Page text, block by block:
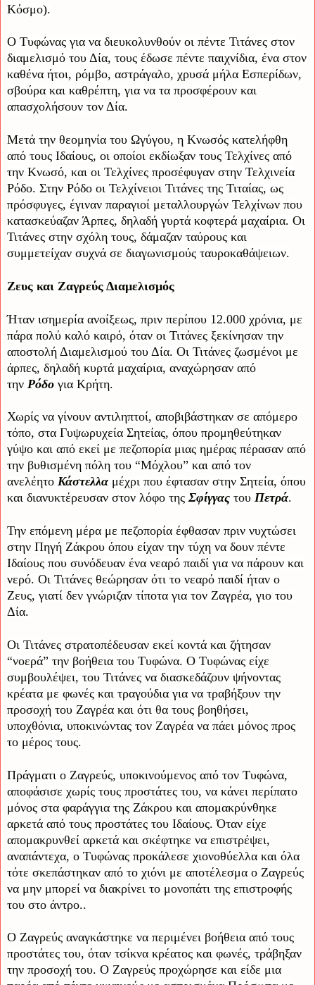
Κόσμο).
Ο Τυφώνας για να διευκολυνθούν οι πέντε Τιτάνες στον
διαμελισμό του Δία, τους έδωσε πέντε παιχνίδια, ένα στον
καθένα ήτοι, ρόμβο, αστράγαλο, χρυσά μήλα Εσπερίδων,
σβούρα και καθρέπτη, για να τα προσφέρουν και
απασχολήσουν τον Δία.
Μετά την θεομηνία του Ωγύγου, η Κνωσός κατελήφθη
από τους Ιδαίους, οι οποίοι εκδίωξαν τους Τελχίνες από
την Κνωσό, και οι Τελχίνες προσέφυγαν στην Τελχινεία
Ρόδο. Στην Ρόδο οι Τελχίνειοι Τιτάνες της Τιταίας, ως
πρόσφυγες, έγιναν παραγιοί μεταλλουργών Τελχίνων που
κατασκεύαζαν Άρπες, δηλαδή γυρτά κοφτερά μαχαίρια. Οι
Τιτάνες στην σχόλη τους, δάμαζαν ταύρους και
συμμετείχαν συχνά σε διαγωνισμούς ταυροκαθάψειων.
Ζευς και Ζαγρεύς Διαμελισμός
Ήταν ισημερία ανοίξεως, πριν περίπου 12.000 χρόνια, με
πάρα πολύ καλό καιρό, όταν οι Τιτάνες ξεκίνησαν την
αποστολή Διαμελισμού του Δία. Οι Τιτάνες ζωσμένοι με
άρπες, δηλαδή κυρτά μαχαίρια, αναχώρησαν από
την Ρόδο για Κρήτη.
Χωρίς να γίνουν αντιληπτοί, αποβιβάστηκαν σε απόμερο
τόπο, στα Γυψωρυχεία Σητείας, όπου προμηθεύτηκαν
γύψο και από εκεί με πεζοπορία μιας ημέρας πέρασαν από
την βυθισμένη πόλη του “Μόχλου” και από τον
ανελέητο Κάστελλα μέχρι που έφτασαν στην Σητεία, όπου
και διανυκτέρευσαν στον λόφο τηςΣφίγγας του Πετρά.
Την επόμενη μέρα με πεζοπορία έφθασαν πριν νυχτώσει
στην Πηγή Ζάκρου όπου είχαν την τύχη να δουν πέντε
Ιδαίους που συνόδευαν ένα νεαρό παιδί για να πάρουν και
νερό. Οι Τιτάνες θεώρησαν ότι το νεαρό παιδί ήταν ο
Ζευς, γιατί δεν γνώριζαν τίποτα για τον Ζαγρέα, γιο του
Δία.
Οι Τιτάνες στρατοπέδευσαν εκεί κοντά και ζήτησαν
“νοερά” την βοήθεια του Τυφώνα. Ο Τυφώνας είχε
συμβουλέψει, του Τιτάνες να διασκεδάζουν ψήνοντας
κρέατα με φωνές και τραγούδια για να τραβήξουν την
προσοχή του Ζαγρέα και ότι θα τους βοηθήσει,
υποχθόνια, υποκινώντας τον Ζαγρέα να πάει μόνος προς
το μέρος τους.
Πράγματι ο Ζαγρεύς, υποκινούμενος από τον Τυφώνα,
αποφάσισε χωρίς τους προστάτες του, να κάνει περίπατο
μόνος στα φαράγγια της Ζάκρου και απομακρύνθηκε
αρκετά από τους προστάτες του Ιδαίους. Όταν είχε
απομακρυνθεί αρκετά και σκέφτηκε να επιστρέψει,
αναπάντεχα, ο Τυφώνας προκάλεσε χιονοθύελλα και όλα
τότε σκεπάστηκαν από το χιόνι με αποτέλεσμα ο Ζαγρεύς
να μην μπορεί να διακρίνει το μονοπάτι της επιστροφής
του στο άντρο..
Ο Ζαγρεύς αναγκάστηκε να περιμένει βοήθεια από τους
προστάτες του, όταν τσίκνα κρέατος και φωνές, τράβηξαν
την προσοχή του. Ο Ζαγρεύς προχώρησε και είδε μια